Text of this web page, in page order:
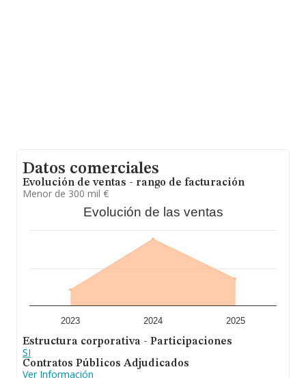
Datos comerciales
Evolución de ventas - rango de facturación
Menor de 300 mil €
Evolución de las ventas
2023 2024 2025
Estructura corporativa - Participaciones
SI
Contratos Públicos Adjudicados
Ver Información